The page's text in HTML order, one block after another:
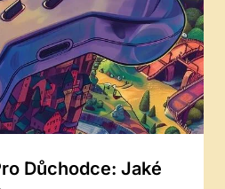
Důchodce: Jaké